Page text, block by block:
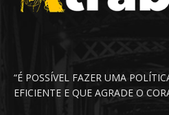
“É POSSÍVEL FAZER UMA
EFICIENTE E QUE AGRADE O